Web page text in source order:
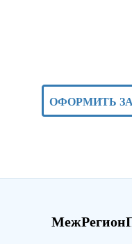
ОФОРМИТЬ